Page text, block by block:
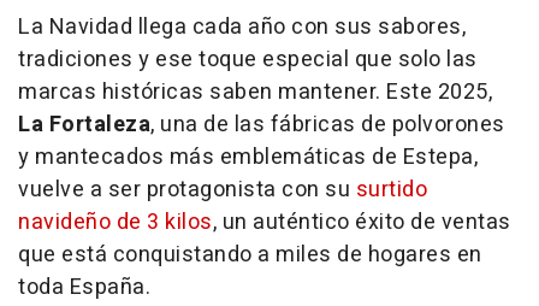
La Navidad llega cada año con sus sabores,
tradiciones y ese toque especial que solo las
marcas históricas saben mantener. Este 2025,
La Fortaleza, una de las fábricas de polvorones
y mantecados más emblemáticas de Estepa,
vuelve a ser protagonista con su surtido
navideño de 3 kilos, un auténtico éxito de ventas
que está conquistando a miles de hogares en
toda España.